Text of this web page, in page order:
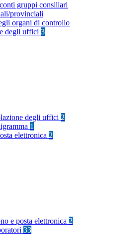
gruppi consiliari
provinciali
organi di controllo
degli uffici 3
degli uffici 2
1
elettronica 2
e posta elettronica 2
33